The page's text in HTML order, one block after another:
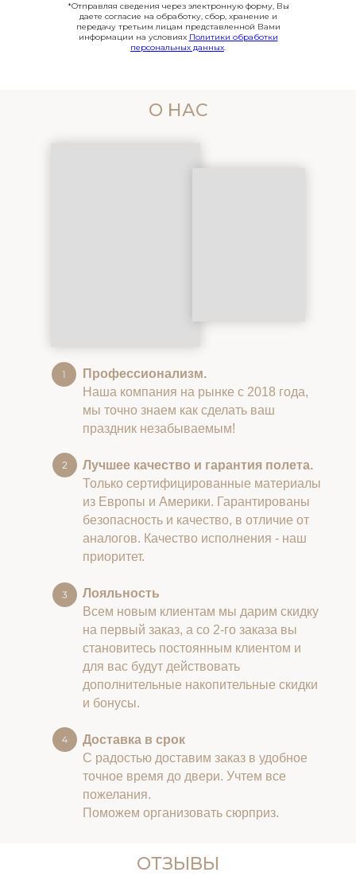
*Отправляя сведения через электронную форму, Вы
даете согласие на обработку, сбор, хранение и
передачу третьим лицам представленной Вами
информации на условиях Политики обработки
персональных данных.
О НАС
Профессионализм.
Наша компания на рынке с 2018 года,
мы точно знаем как сделать ваш
праздник незабываемым!
Лучшее качество и гарантия полета.
Только сертифицированные материалы
из Европы и Америки. Гарантированы
безопасность и качество, в отличие от
аналогов. Качество исполнения - наш
приоритет.
Лояльность
Всем новым клиентам мы дарим скидку
на первый заказ, а со 2-го заказа вы
становитесь постоянным клиентом и
для вас будут действовать
дополнительные накопительные скидки
и бонусы.
Доставка в срок
С радостью доставим заказ в удобное
точное время до двери. Учтем все
пожелания.
Поможем организовать сюрприз.
ОТЗЫВЫ